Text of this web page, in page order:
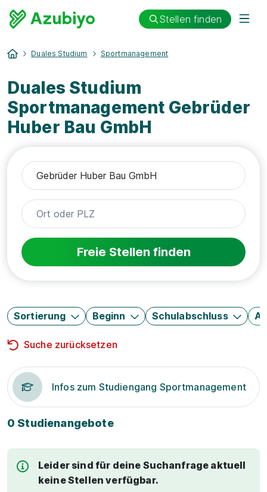
Stellen finden
Duales Studium Sportmanagement
Duales Studium
Sportmanagement Gebrüder
Huber Bau GmbH
Freie Stellen finden
Sortierung Beginn Schulabschluss
Suche zurücksetzen
Infos zum Studiengang Sportmanagement
0 Studienangebote
Leider sind für deine Suchanfrage aktuell
keine Stellen verfügbar.